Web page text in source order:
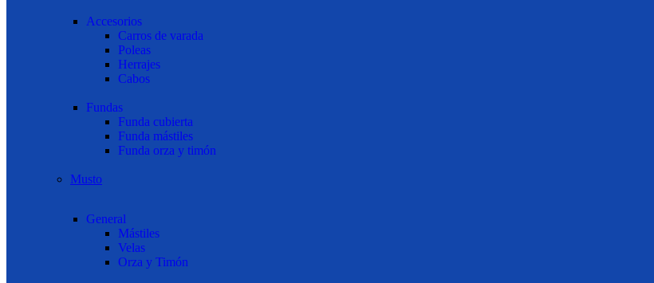
Accesorios
Carros de varada
Poleas
Herrajes
Cabos
Fundas
Funda cubierta
Funda mástiles
Funda orza y timón
Musto
General
Mástiles
Velas
Orza y Timón